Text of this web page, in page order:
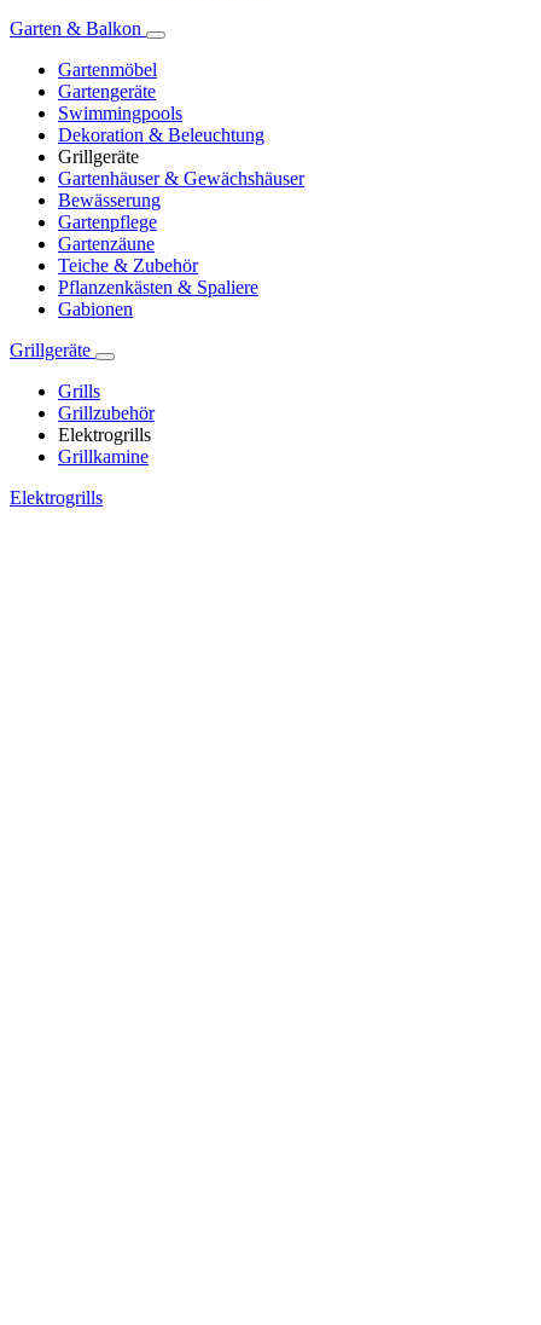
Garten & Balkon
Gartenmöbel
Gartengeräte
Swimmingpools
Dekoration & Beleuchtung
Grillgeräte
Gartenhäuser & Gewächshäuser
Bewässerung
Gartenpflege
Gartenzäune
Teiche & Zubehör
Pflanzenkästen & Spaliere
Gabionen
Grillgeräte
Grills
Grillzubehör
Elektrogrills
Grillkamine
Elektrogrills